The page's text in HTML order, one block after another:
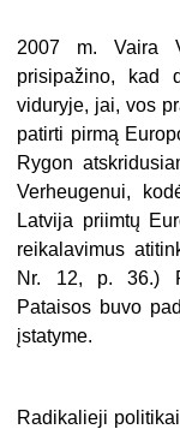
2007 m. Vaira
prisipažino, kad
viduryje, jai, vos
patirti pirmą
Rygon
Verheugenui,
Latvija priimtų
reikalavimus
Nr. 12, p. 36.)
Pataisos buvo
įstatyme.
Radikalieji